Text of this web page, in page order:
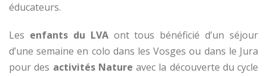
éducateurs.
Les enfants du LVAont tous bénéficié d’un séjour
d’une semaine en colo dans les Vosges ou dans le Jura
pour des activités Nature avec la découverte du cycle